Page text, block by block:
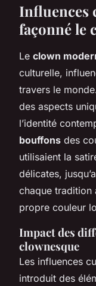
Influences
façonné le
Le clown
culturelle,
travers le
des aspects
l’identité
bouffons des
utilisaient la
délicates,
chaque tradition
propre couleur
Impact des
clownesque
Les influences
introduit des